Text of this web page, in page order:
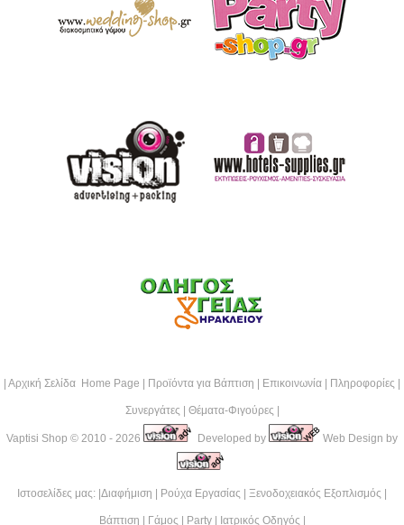
Αρχική Σελίδα Home Page Προϊόντα για Βάπτιση Επικοινωνία Πληροφορίες
Συνεργάτες Θέματα-Φιγούρες
Vaptisi Shop © 2010 - 2026 Developed by Web Design by
Ιστοσελίδες μας: | Διαφήμιση Ρούχα Εργασίας Ξενοδοχειακός Εξοπλισμός
Βάπτιση Γάμος Party| Ιατρικός Οδηγός